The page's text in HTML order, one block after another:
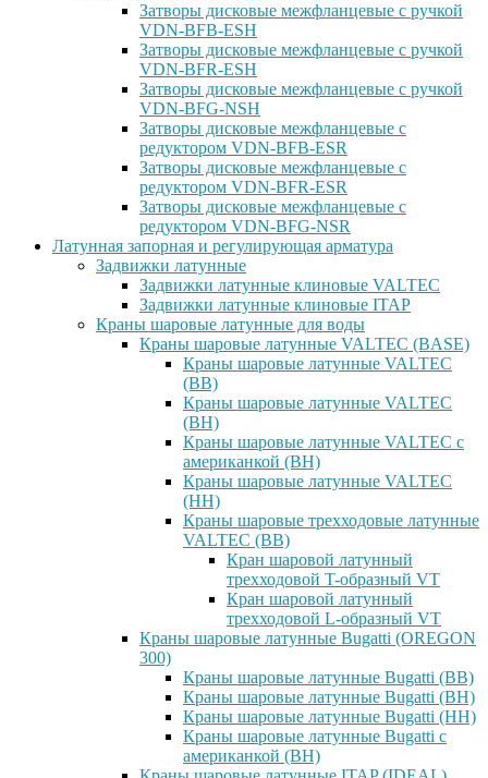
Затворы дисковые межфланцевые с ручкой
VDN-BFB-ESH
Затворы дисковые межфланцевые с ручкой
VDN-BFR-ESH
Затворы дисковые межфланцевые с ручкой
VDN-BFG-NSH
Затворы дисковые межфланцевые с
редуктором VDN-BFB-ESR
Затворы дисковые межфланцевые с
редуктором VDN-BFR-ESR
Затворы дисковые межфланцевые с
редуктором VDN-BFG-NSR
Латунная запорная и регулирующая арматура
Задвижки латунные
Задвижки латунные клиновые VALTEC
Задвижки латунные клиновые ITAP
Краны шаровые латунные для воды
Краны шаровые латунные VALTEC (BASE)
Краны шаровые латунные VALTEC
(ВВ)
Краны шаровые латунные VALTEC
(ВН)
Краны шаровые латунные VALTEC с
американкой (ВН)
Краны шаровые латунные VALTEC
(НН)
Краны шаровые трехходовые латунные
VALTEC (ВВ)
Кран шаровой латунный
трехходовой T-образный VT
Кран шаровой латунный
трехходовой L-образный VT
Краны шаровые латунные Bugatti (OREGON
300)
Краны шаровые латунные Bugatti (ВВ)
Краны шаровые латунные Bugatti (ВН)
Краны шаровые латунные Bugatti (НН)
Краны шаровые латунные Bugatti с
американкой (ВН)